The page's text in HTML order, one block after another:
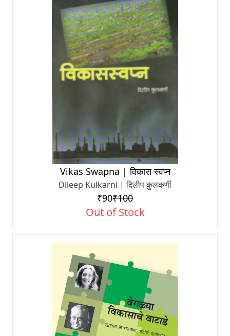
Vikas Swapna | विकास स्वप्न
Dileep Kulkarni | दिलीप कुलकर्णी
₹90₹100
Out of Stock